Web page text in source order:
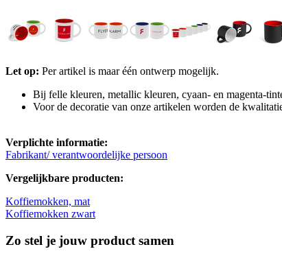
Let op: Per artikel is maar één ontwerp mogelijk.
Bij felle kleuren, metallic kleuren, cyaan- en magenta-
Voor de decoratie van onze artikelen worden de
Verplichte informatie:
Fabrikant/ verantwoordelijke persoon
Vergelijkbare producten:
Koffiemokken, mat
Koffiemokken zwart
Zo stel je jouw product samen